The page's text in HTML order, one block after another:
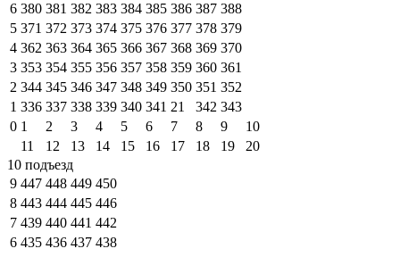
6 380 381 382 383 384 385 386 387 388
5 371 372 373 374 375 376 377 378 379
4 362 363 364 365 366 367 368 369 370
3 353 354 355 356 357 358 359 360 361
2 344 345 346 347 348 349 350 351 352
1 336 337 338 339 340 341 21 342 343
0 1 2 3 4 5 6 7 8 9
10
11
12 13 14 15 16 17 18 19
20
10 подъезд
9 447 448 449 450
8 443 444 445 446
7 439 440 441 442
6 435 436 437 438